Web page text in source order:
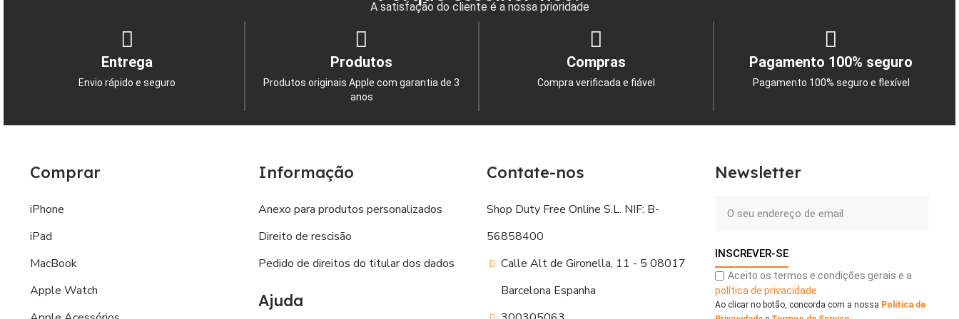
A satisfação do cliente é a nossa prioridade
Entrega
Envio rápido e seguro
Produtos
Produtos originais Apple com garantia de 3
anos
Compras
Compra verificada e fiável
Pagamento 100% seguro
Pagamento 100% seguro e flexível
Comprar
iPhone
iPad
MacBook
Apple Watch
Informação
Anexo para produtos personalizados
Direito de rescisão
Pedido de direitos do titular dos dados
Ajuda
Contate-nos
Shop Duty Free Online S.L. NIF: B-
56858400
Calle Alt de Gironella, 11 - 5 08017
Barcelona Espanha
Newsletter
INSCREVER-SE
Aceito os termos e condições gerais e a
política de privacidade.
Ao clicar no botão, concorda com a nossa Política de